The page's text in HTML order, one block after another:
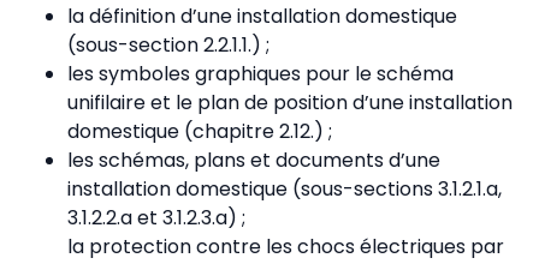
la définition d’une installation domestique
(sous-section 2.2.1.1.) ;
les symboles graphiques pour le schéma
unifilaire et le plan de position d’une installation
domestique (chapitre 2.12.) ;
les schémas, plans et documents d’une
installation domestique (sous-sections 3.1.2.1.a,
3.1.2.2.a et 3.1.2.3.a) ;
la protection contre les chocs électriques par